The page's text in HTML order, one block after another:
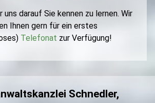
uns darauf Sie kennen zu lernen. Wir
Ihnen gern für ein erstes
Telefonat zur Verfügung!
Schnedler,